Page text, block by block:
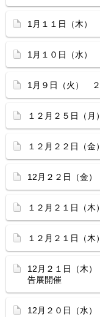
1月１１日（木）
1月１０日（水）
1月９日（火） ２
１２月２５日（
１２月２２日（
12月２２日（金
１２月２１日（
１２月２１日（
12月２１日（木
告展開催
12月２０日（水